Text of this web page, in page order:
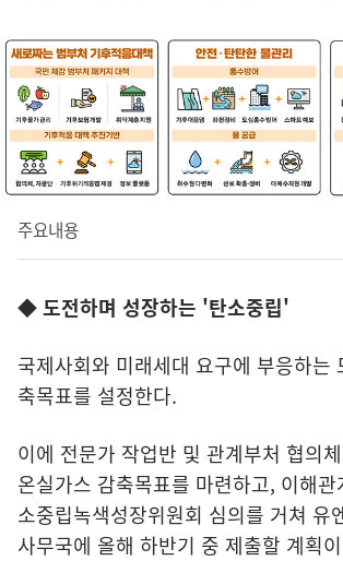
주요내용
◆ 도전하며 성장하는 '탄소중립'
국제사회와 미래세대 요구에 부응하는
축목표를 설정한다.
이에 전문가 작업반 및 관계부처 협의
온실가스 감축목표를 마련하고, 이해
소중립녹색성장위원회 심의를 거쳐 유
사무국에 올해 하반기 중 제출할 계획